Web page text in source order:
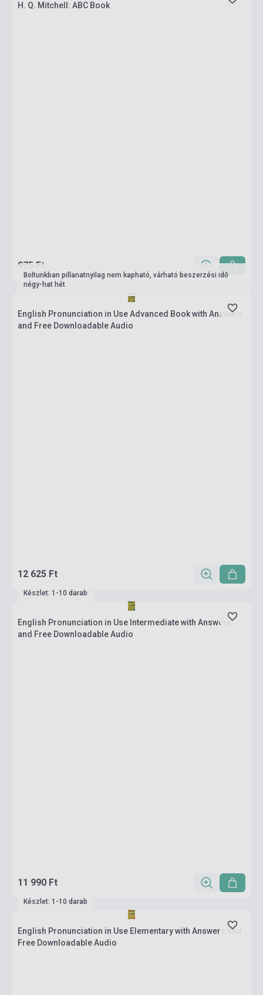
H. Q. Mitchell: ABC Book
975 Ft
Boltunkban pillanatnyilag nem kapható, várható beszerzési idő
négy-hat hét
English Pronunciation in Use Advanced Book with Answers
and Free Downloadable Audio
12 625 Ft
Készlet: 1-10 darab
English Pronunciation in Use Intermediate with Answers
and Free Downloadable Audio
11 990 Ft
Készlet: 1-10 darab
English Pronunciation in Use Elementary with Answers and
Free Downloadable Audio